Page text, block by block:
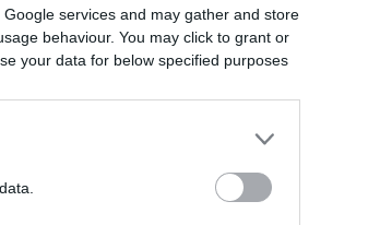
services and may gather and store
behaviour. You may click to grant or
your data for below specified purposes
Diego Costa
podría tener
una lesión
titular en los
minutos de